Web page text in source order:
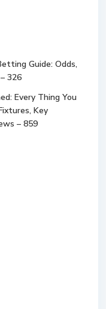
Guide: Odds,
326
Every Thing You
Key
– 859